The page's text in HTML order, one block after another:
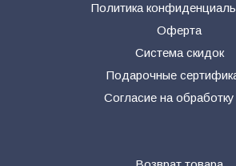
Политика
Оферта
Система скидок
Подарочные
Согласие на